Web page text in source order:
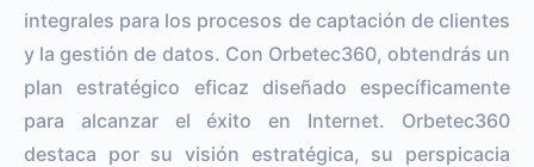
integrales para los procesos de captación de clientes
y la gestión de datos. Con Orbetec360, obtendrás un
plan estratégico eficaz diseñado específicamente
para alcanzar el éxito en Internet. Orbetec360
destaca por su visión estratégica, su perspicacia